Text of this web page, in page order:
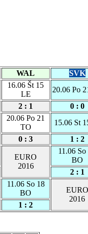
WAL SVK
16.06 Št 15
LE
20.06 Po
2 : 1 0 : 0
20.06 Po 21
TO
15.06 St
0 : 3 1 : 2
EURO
2016
11.06 So
BO
2 : 1
11.06 So 18
BO
EURO
2016
1 : 2